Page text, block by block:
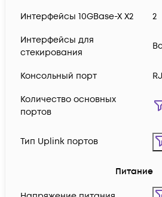
Интерфейсы 10GBase-X X2 2
Интерфейсы для
стекирования
Консольный порт
Количество основных
портов
Тип Uplink портов
Питание